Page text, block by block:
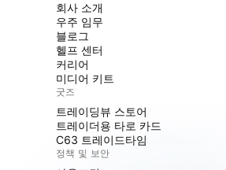
회사 소개
우주 임무
블로그
헬프 센터
커리어
미디어 키트
굿즈
트레이딩뷰 스토어
트레이더용 타로 카드
C63 트레이드타임
정책 및 보안